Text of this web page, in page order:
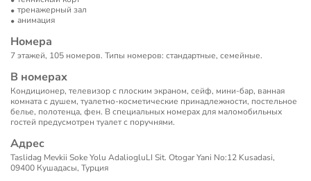
тренажерный зал
анимация
Номера
7 этажей, 105 номеров. Типы номеров: стандартные, семейные.
В номерах
Кондиционер, телевизор с плоским экраном, сейф, мини-бар, ванная
комната с душем, туалетно-косметические принадлежности, постельное
белье, полотенца, фен. В специальных номерах для маломобильных
гостей предусмотрен туалет с поручнями.
Адрес
Taslidag Mevkii Soke Yolu AdaliogluLI Sit. Otogar Yani No:12 Kusadasi,
09400 Кушадасы, Турция